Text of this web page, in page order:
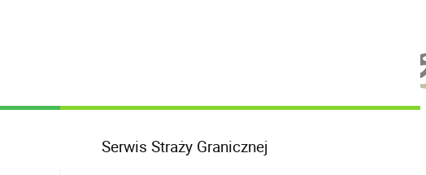
Serwis Straży Granicznej